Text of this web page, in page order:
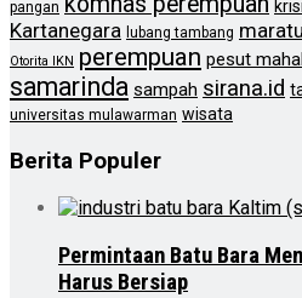
pangan
Kartanegara lubang tambang
Otorita IKN perempuan pesut
samarinda sampah sirana.id
universitas mulawarman wisata
Berita Populer
Permintaan Batu Bara
Harus Bersiap